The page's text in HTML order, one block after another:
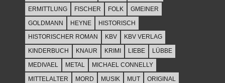
ERMITTLUNG
FISCHER FOLK
GMEINER
GOLDMANN
HEYNE
HISTORISCH
HISTORISCHER ROMAN
KBV
KBV VERLAG
KINDERBUCH
KNAUR KRIMI LIEBE
LÜBBE
MEDIVAEL
METAL
MICHAEL CONNELLY
MITTELALTER
MORD MUSIK MUT
ORIGINAL